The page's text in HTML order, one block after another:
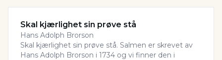
Skal kjærlighet sin prøve stå
Hans Adolph Brorson
Skal kjærlighet sin prøve stå. Salmen er skrevet av
Hans Adolph Brorson i 1734 og vi finner den i